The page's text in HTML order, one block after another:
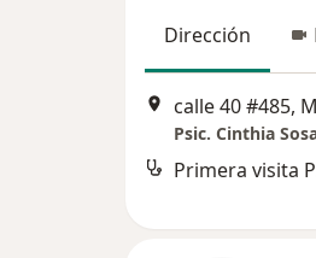
Dirección
calle 40 #485,
Psic. Cinthia
Primera visita